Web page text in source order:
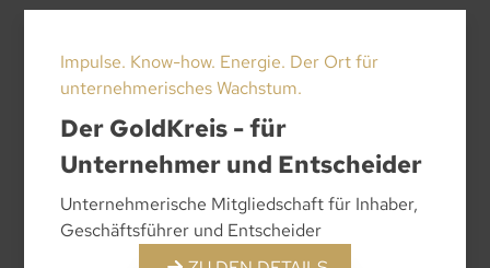
Impulse. Know-how. Energie. Der Ort für
unternehmerisches Wachstum.
Der GoldKreis - für
Unternehmer und Entscheider
Unternehmerische Mitgliedschaft für Inhaber,
Geschäftsführer und Entscheider